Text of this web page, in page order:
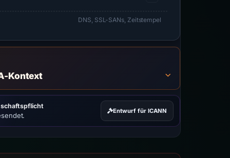
DNS, SSL-SANs, Zeitstempel
Kontext
Entwurf für ICANN